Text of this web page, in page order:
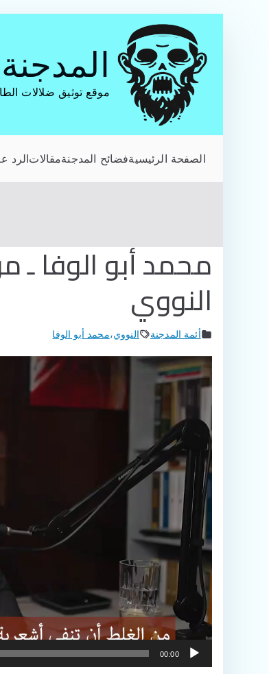
المحتوى
المدجنة
موقع توثيق ضلالات
الصفحة الرئيسيةفضائح المدجنةمقالاتالرد
محمد أبو الوفا ـ
النووي
أئمة المدجنة النووي،محمد أبو الوفا
مشغل
الفيديو
00:00